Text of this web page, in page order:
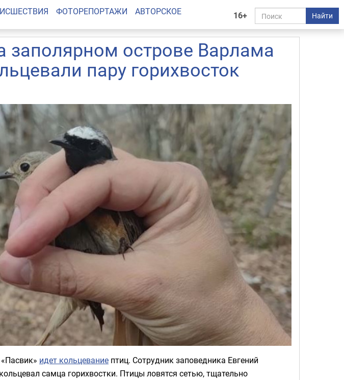
16+ Найти
ФОТОРЕПОРТАЖИ АВТОРСКОЕ
заполярном острове Варлама
пару горихвосток
идет кольцевание птиц. Сотрудник заповедника Евгений
самца горихвостки. Птицы ловятся сетью, тщательно